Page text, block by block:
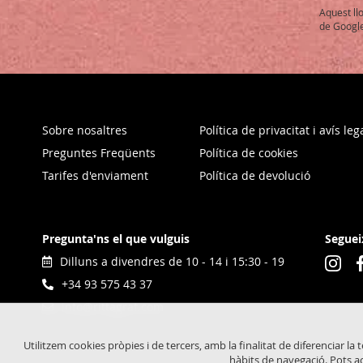
Utilitzem cookies pròpies i de tercers, amb la finalitat de diferenciar
hàbits de navegació. Pots
Our
Aquest
de
Sobre nosaltres
Preguntes Freqüents
Tarifes d'enviament
Política de privacitat i avís
Política de cookies
Política de devolució
Pregunta'ns el que vulguis
Dilluns a divendres de 10 - 14 i 15:30 - 19
+34 93 575 43 37
info@rittagraf.com